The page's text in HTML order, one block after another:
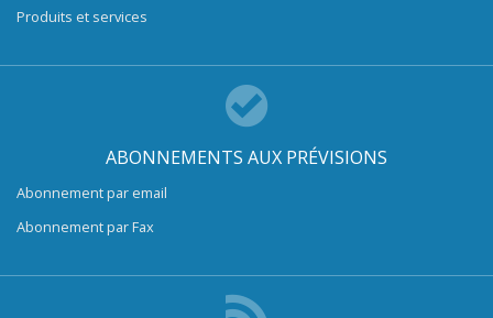
Produits et services
ABONNEMENTS AUX PRÉVISIONS
Abonnement par email
Abonnement par Fax